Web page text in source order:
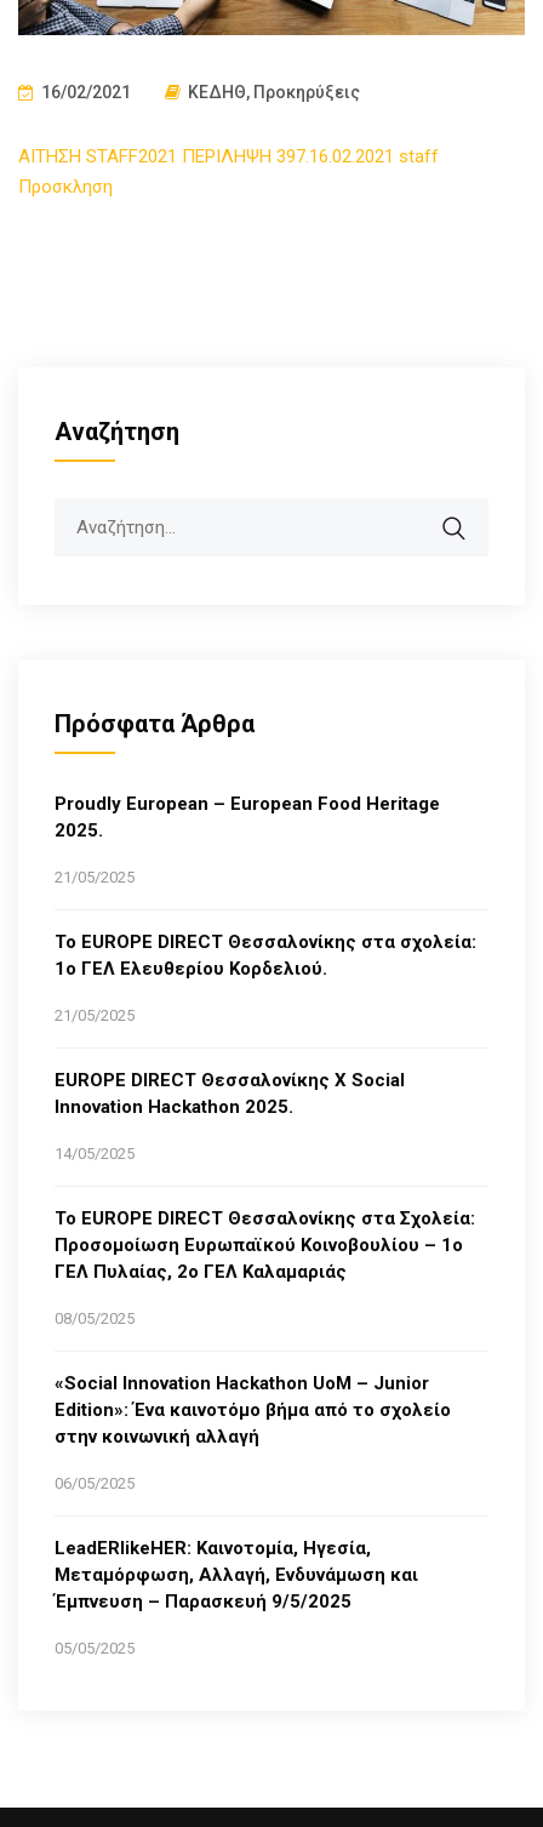
16/02/2021 ΚΕΔΗΘ, Προκηρύξεις
ΑΙΤΗΣΗ STAFF2021 ΠΕΡΙΛΗΨΗ 397.16.02.2021 staff
Προσκληση
Αναζήτηση
Πρόσφατα Άρθρα
Proudly European – European Food Heritage
2025.
21/05/2025
Το EUROPE DIRECT Θεσσαλονίκης στα σχολεία:
1ο ΓΕΛ Ελευθερίου Κορδελιού.
21/05/2025
EUROPE DIRECT Θεσσαλονίκης Χ Social
Innovation Hackathon 2025.
14/05/2025
Το EUROPE DIRECT Θεσσαλονίκης στα Σχολεία:
Προσομοίωση Ευρωπαϊκού Κοινοβουλίου – 1ο
ΓΕΛ Πυλαίας, 2ο ΓΕΛ Καλαμαριάς
08/05/2025
«Social Innovation Hackathon UoM – Junior
Edition»: Ένα καινοτόμο βήμα από το σχολείο
στην κοινωνική αλλαγή
06/05/2025
LeadERlikeHER: Καινοτομία, Ηγεσία,
Μεταμόρφωση, Αλλαγή, Ενδυνάμωση και
Έμπνευση – Παρασκευή 9/5/2025
05/05/2025